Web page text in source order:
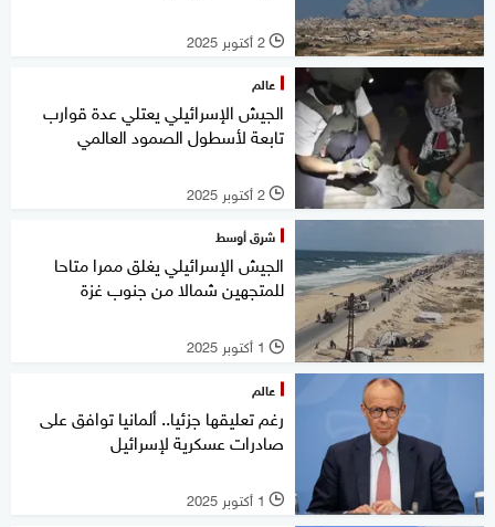
l 2 أكتوبر 2025
عالم
الجيش الإسرائيلي يعتلي عدة قوارب
تابعة لأسطول الصمود العالمي
l 2 أكتوبر 2025
شرق أوسط
الجيش الإسرائيلي يغلق ممرا متاحا
للمتجهين شمالا من جنوب غزة
l 1 أكتوبر 2025
عالم
رغم تعليقها جزئيا.. ألمانيا توافق على
صادرات عسكرية لإسرائيل
l 1 أكتوبر 2025